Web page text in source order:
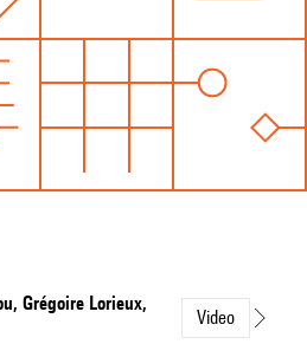
Grégoire Lorieux,
Video